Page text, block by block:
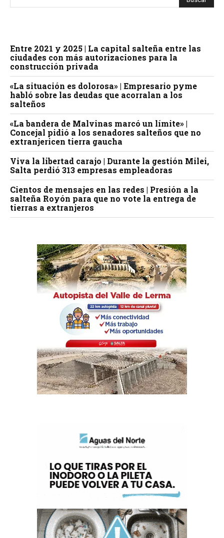
Entre 2021 y 2025 | La capital salteña entre las
ciudades con más autorizaciones para la
construcción privada
«La situación es dolorosa» | Empresario pyme
habló sobre las deudas que acorralan a los
salteños
«La bandera de Malvinas marcó un límite» |
Concejal pidió a los senadores salteños que no
extranjericen tierra gaucha
Viva la libertad carajo | Durante la gestión Milei,
Salta perdió 313 empresas empleadoras
Cientos de mensajes en las redes | Presión a la
salteña Royón para que no vote la entrega de
tierras a extranjeros